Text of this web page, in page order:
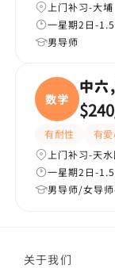
上门补习-大埔
一星期2日-
男导师
数学
中
$240
有耐性 有
上门补习-天水
一星期2日-
男导师/女导
关于我们